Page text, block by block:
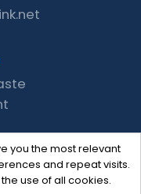
you the most relevant
and repeat visits.
use of all cookies.